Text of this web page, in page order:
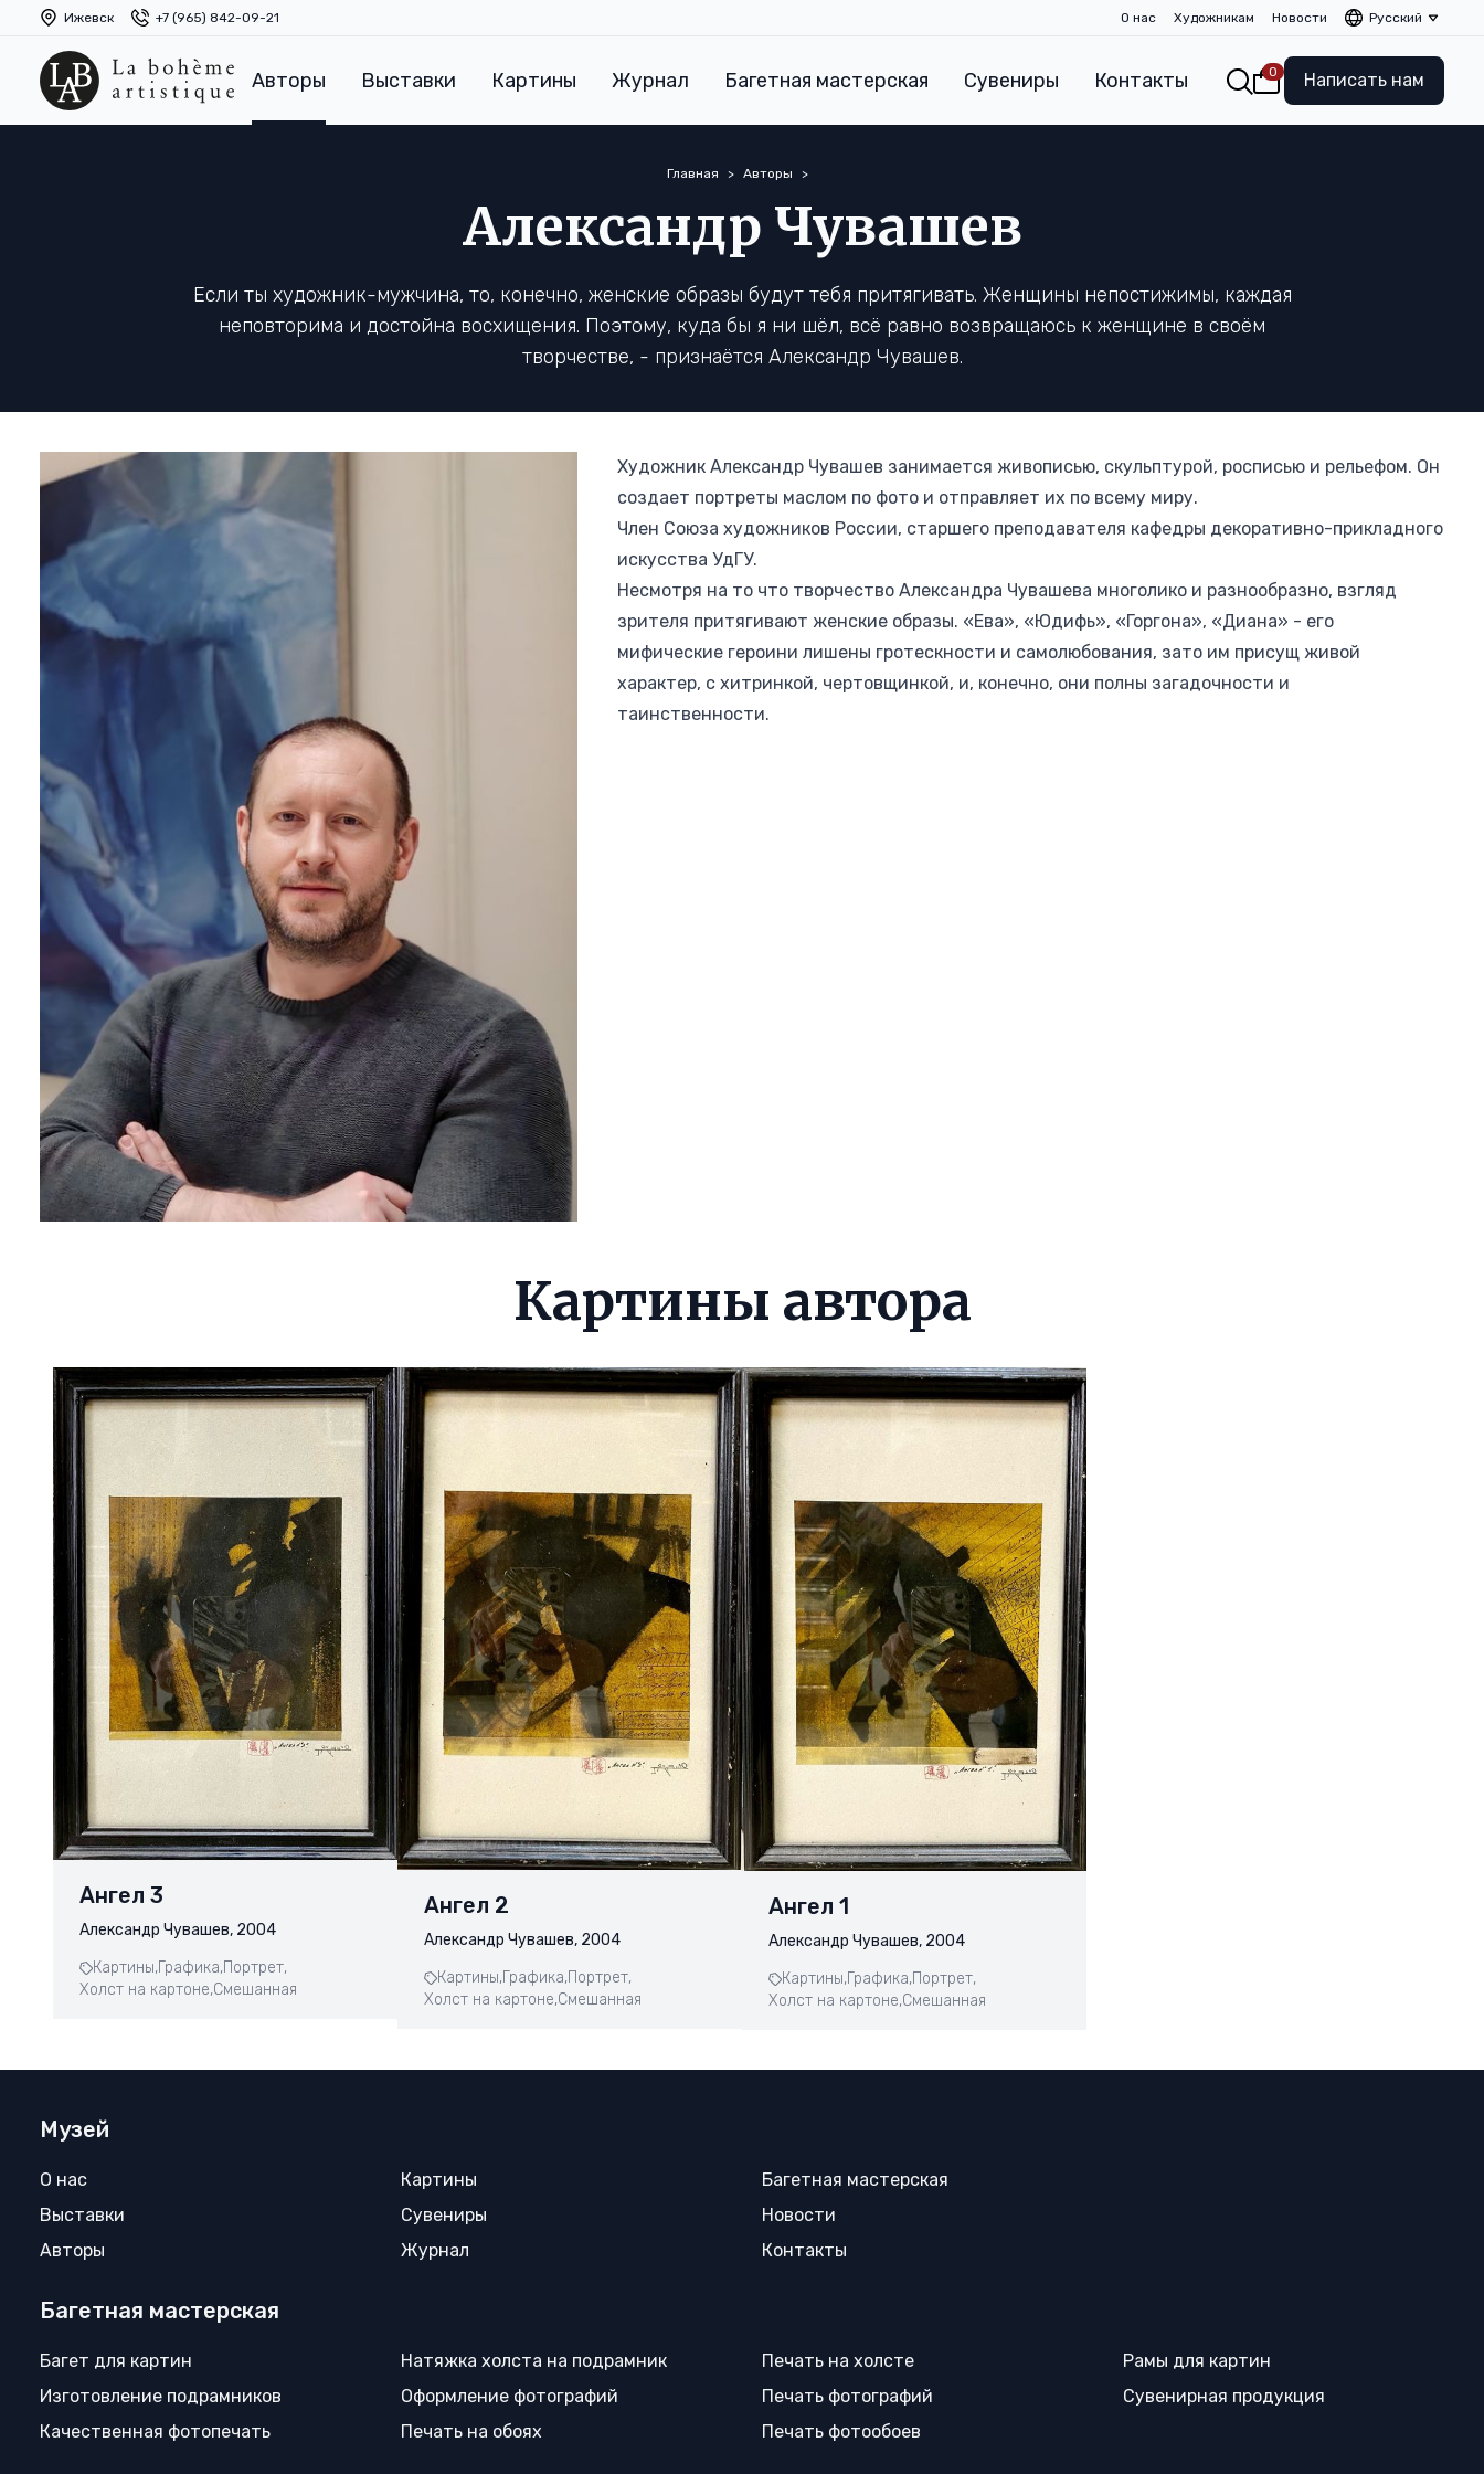
Ижевск +7 (965) 842-09-21 О нас Художникам Новости Русский
Авторы Выставки Картины Журнал Багетная мастерская Сувениры Контакты 0 Написать нам
Главная Авторы
Александр Чувашев
Если ты художник-мужчина, то, конечно, женские образы будут тебя притягивать. Женщины непостижимы, каждая
неповторима и достойна восхищения. Поэтому, куда бы я ни шёл, всё равно возвращаюсь к женщине в своём
творчестве, - признаётся Александр Чувашев.
Художник Александр Чувашев занимается живописью, скульптурой, росписью и рельефом. Он
создает портреты маслом по фото и отправляет их по всему миру.
Член Союза художников России, старшего преподавателя кафедры декоративно-прикладного
искусства УдГУ.
Несмотря на то что творчество Александра Чувашева многолико и разнообразно, взгляд
зрителя притягивают женские образы. «Ева», «Юдифь», «Горгона», «Диана» - его
мифические героини лишены гротескности и самолюбования, зато им присущ живой
характер, с хитринкой, чертовщинкой, и, конечно, они полны загадочности и
таинственности.
Картины автора
Ангел 3
Александр Чувашев, 2004
Картины,Графика,Портрет,
Холст на картоне,Смешанная
Ангел 2
Александр Чувашев, 2004
Картины,Графика,Портрет,
Холст на картоне,Смешанная
Ангел 1
Александр Чувашев, 2004
Картины,Графика,Портрет,
Холст на картоне,Смешанная
Музей
О нас
Выставки
Авторы
Картины
Сувениры
Журнал
Багетная мастерская
Новости
Контакты
Багетная мастерская
Багет для картин
Изготовление подрамников
Качественная фотопечать
Натяжка холста на подрамник
Оформление фотографий
Печать на обоях
Печать на холсте
Печать фотографий
Печать фотообоев
Рамы для картин
Сувенирная продукция